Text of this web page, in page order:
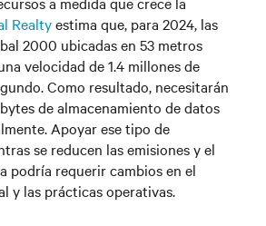
Realtyestima que, para 2024, las
2000 ubicadas en 53 metros
velocidad de 1.4 millones de
Como resultado, necesitarán
de almacenamiento de datos
Apoyar ese tipo de
se reducen las emisiones y el
podría requerir cambios en el
y las prácticas operativas.